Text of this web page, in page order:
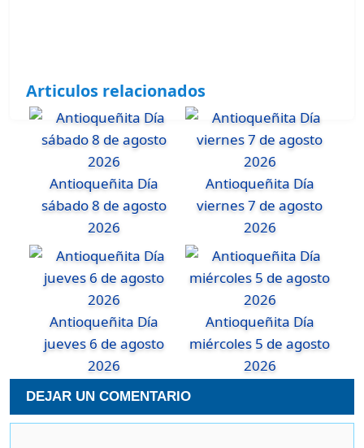
Articulos relacionados
Antioqueñita Día
sábado 8 de agosto
2026
Antioqueñita Día
viernes 7 de agosto
2026
Antioqueñita Día
jueves 6 de agosto
2026
Antioqueñita Día
miércoles 5 de agosto
2026
DEJAR UN COMENTARIO